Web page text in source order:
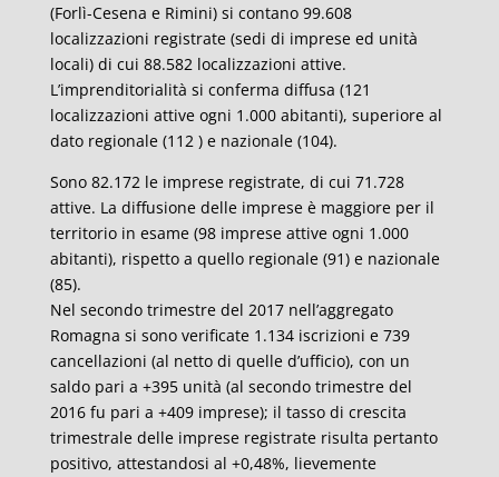
(Forlì-Cesena e Rimini) si contano 99.608
localizzazioni registrate (sedi di imprese ed unità
locali) di cui 88.582 localizzazioni attive.
L’imprenditorialità si conferma diffusa (121
localizzazioni attive ogni 1.000 abitanti), superiore al
dato regionale (112 ) e nazionale (104).
Sono 82.172 le imprese registrate, di cui 71.728
attive. La diffusione delle imprese è maggiore per il
territorio in esame (98 imprese attive ogni 1.000
abitanti), rispetto a quello regionale (91) e nazionale
(85).
Nel secondo trimestre del 2017 nell’aggregato
Romagna si sono verificate 1.134 iscrizioni e 739
cancellazioni (al netto di quelle d’ufficio), con un
saldo pari a +395 unità (al secondo trimestre del
2016 fu pari a +409 imprese); il tasso di crescita
trimestrale delle imprese registrate risulta pertanto
positivo, attestandosi al +0,48%, lievemente